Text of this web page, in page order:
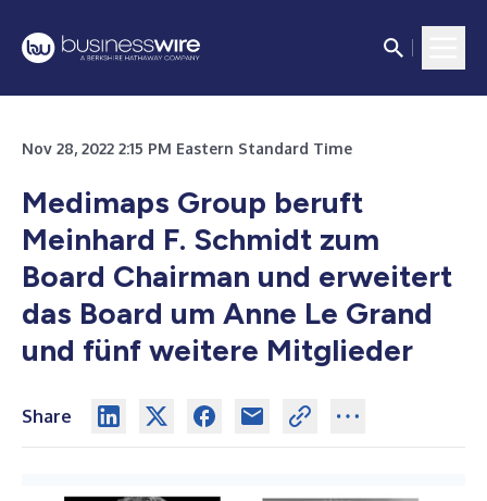
Nov 28, 2022 2:15 PM Eastern Standard Time
Medimaps Group beruft
Meinhard F. Schmidt zum
Board Chairman und erweitert
das Board um Anne Le Grand
und fünf weitere Mitglieder
Share